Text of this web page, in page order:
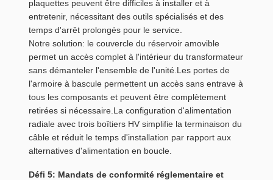
plaquettes peuvent être difficiles à installer et à
entretenir, nécessitant des outils spécialisés et des
temps d'arrêt prolongés pour le service.
Notre solution: le couvercle du réservoir amovible
permet un accès complet à l'intérieur du transformateur
sans démanteler l'ensemble de l'unité.Les portes de
l'armoire à bascule permettent un accès sans entrave à
tous les composants et peuvent être complètement
retirées si nécessaire.La configuration d'alimentation
radiale avec trois boîtiers HV simplifie la terminaison du
câble et réduit le temps d'installation par rapport aux
alternatives d'alimentation en boucle.
Défi 5: Mandats de conformité réglementaire et